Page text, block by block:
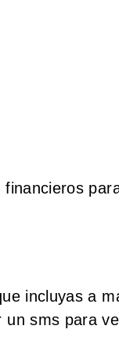
incluyas a
sms para